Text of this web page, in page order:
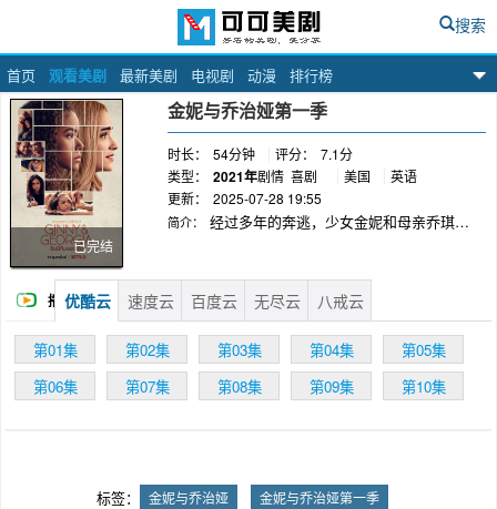
可可美剧网
首页 观看美剧 最新美剧 电视剧 动漫 排行榜
搜索
已完结
金妮与乔治娅第一季
时长： 54分钟 评分：
7.1分
类型：
2021年剧情 喜剧 美国
英语
更新：
2025-07-28 19:55
简介：
经过多年的奔逃，少女金妮和母亲乔琪雅
播 优酷云 速度云 百度云 无尽云 八戒云
第01集 第02集 第03集 第04集
第05集
第06集
第07集 第08集 第09集 第10集
标签： 金妮与乔治娅 金妮与乔治娅第一季